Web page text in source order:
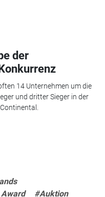
der
14 Unternehmen um die
und dritter Sieger in der
Award
#Auktion